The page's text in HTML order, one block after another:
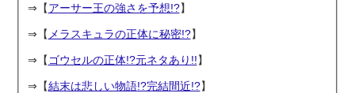
⇒【アーサー王の強さを予想!?】
⇒【 メラスキュラの正体に秘密!?】
⇒【 ゴウセルの正体!?元ネタあり!!】
⇒【結末は悲しい物語!?完結間近!?】